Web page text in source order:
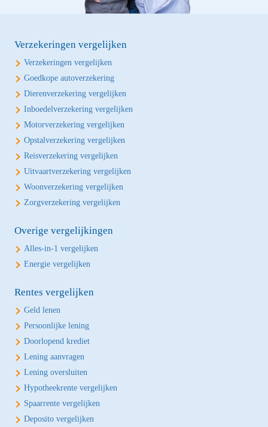
Verzekeringen vergelijken
Verzekeringen vergelijken
Goedkope autoverzekering
Dierenverzekering vergelijken
Inboedelverzekering vergelijken
Motorverzekering vergelijken
Opstalverzekering vergelijken
Reisverzekering vergelijken
Uitvaartverzekering vergelijken
Woonverzekering vergelijken
Zorgverzekering vergelijken
Overige vergelijkingen
Alles-in-1 vergelijken
Energie vergelijken
Rentes vergelijken
Geld lenen
Persoonlijke lening
Doorlopend krediet
Lening aanvragen
Lening oversluiten
Hypotheekrente vergelijken
Spaarrente vergelijken
Deposito vergelijken